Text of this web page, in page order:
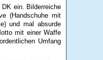
ein. Bilderreiche
(Handschuhe mit
und mal absurde
mit einer Waffe
Umfang